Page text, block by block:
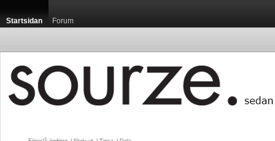
Startsidan Forum